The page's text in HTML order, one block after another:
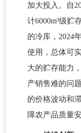
加大投入。自
计6000m³级贮
的冷库，2024
使用，总体可
大的贮存能力
产销售难的问
的价格波动和
障农产品质量